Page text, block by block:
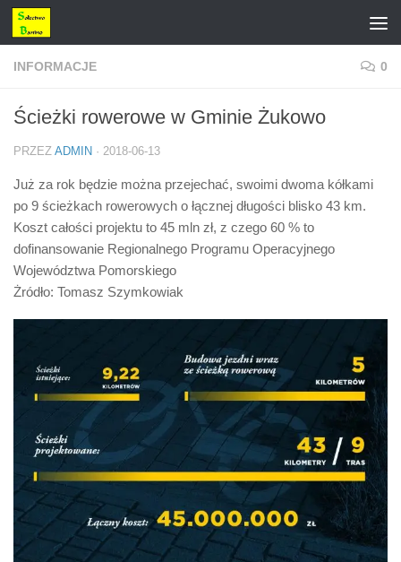
Przejdź do treści
INFORMACJE 0
Ścieżki rowerowe w Gminie Żukowo
PRZEZ ADMIN · 2018-06-13
Już za rok będzie można przejechać, swoimi dwoma kółkami
po 9 ścieżkach rowerowych o łącznej długości blisko 43 km.
Koszt całości projektu to 45 mln zł, z czego 60 % to
dofinansowanie Regionalnego Programu Operacyjnego
Województwa Pomorskiego
Żródło: Tomasz Szymkowiak